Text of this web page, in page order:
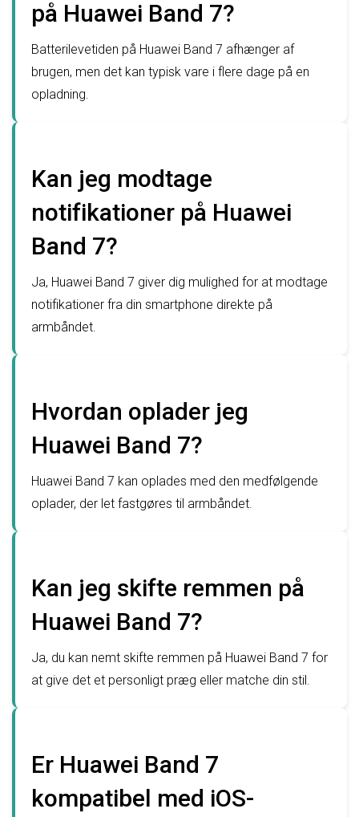
på Huawei Band 7?
Batterilevetiden på Huawei Band 7 afhænger af
brugen, men det kan typisk vare i flere dage på en
opladning.
Kan jeg modtage
notifikationer på Huawei
Band 7?
Ja, Huawei Band 7 giver dig mulighed for at modtage
notifikationer fra din smartphone direkte på
armbåndet.
Hvordan oplader jeg
Huawei Band 7?
Huawei Band 7 kan oplades med den medfølgende
oplader, der let fastgøres til armbåndet.
Kan jeg skifte remmen på
Huawei Band 7?
Ja, du kan nemt skifte remmen på Huawei Band 7 for
at give det et personligt præg eller matche din stil.
Er Huawei Band 7
kompatibel med iOS-